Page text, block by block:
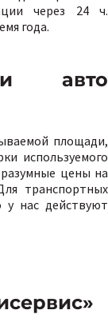
через 24 ч.
года.
авто
площади,
используемого
цены на
транспортных
у нас действуют